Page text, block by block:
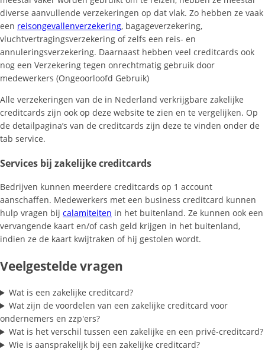
diverse aanvullende verzekeringen op dat vlak. Zo hebben ze vaak
een reisongevallenverzekering, bagageverzekering,
vluchtvertragingsverzekering of zelfs een reis- en
annuleringsverzekering. Daarnaast hebben veel creditcards ook
nog een Verzekering tegen onrechtmatig gebruik door
medewerkers (Ongeoorloofd Gebruik)
Alle verzekeringen van de in Nederland verkrijgbare zakelijke
creditcards zijn ook op deze website te zien en te vergelijken. Op
de detailpagina’s van de creditcards zijn deze te vinden onder de
tab service.
Services bij zakelijke creditcards
Bedrijven kunnen meerdere creditcards op 1 account
aanschaffen. Medewerkers met een business creditcard kunnen
hulp vragen bij calamiteiten in het buitenland. Ze kunnen ook een
vervangende kaart en/of cash geld krijgen in het buitenland,
indien ze de kaart kwijtraken of hij gestolen wordt.
Veelgestelde vragen
Wat is een zakelijke creditcard?
Wat zijn de voordelen van een zakelijke creditcard voor
ondernemers en zzp'ers?
Wat is het verschil tussen een zakelijke en een privé-creditcard?
Wie is aansprakelijk bij een zakelijke creditcard?